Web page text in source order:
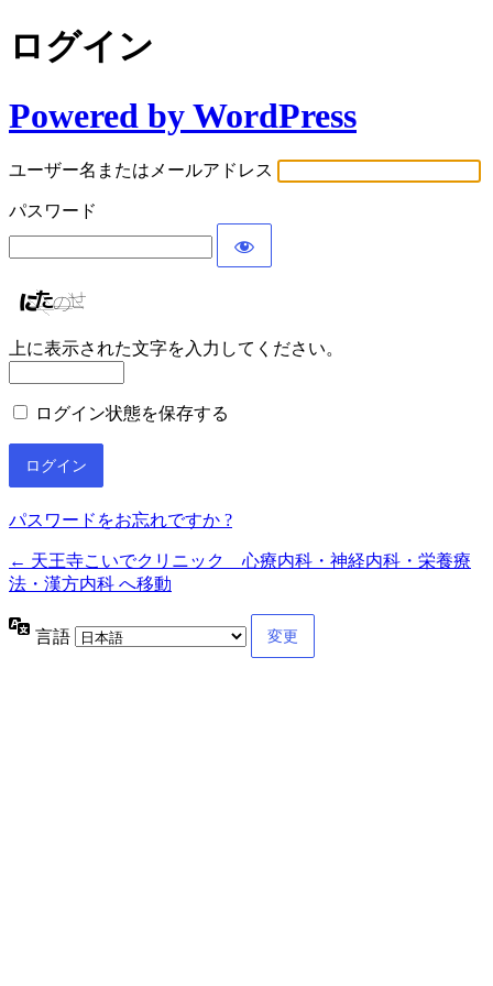
ログイン
Powered by WordPress
ユーザー名またはメールアドレス
パスワード
上に表示された文字を入力してください。
ログイン状態を保存する
パスワードをお忘れですか ?
← 天王寺こいでクリニック 心療内科・神経内科・栄養療
法・漢方内科 へ移動
言語